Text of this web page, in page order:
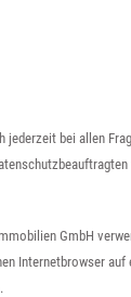
bei allen
GmbH
Internetbrowser